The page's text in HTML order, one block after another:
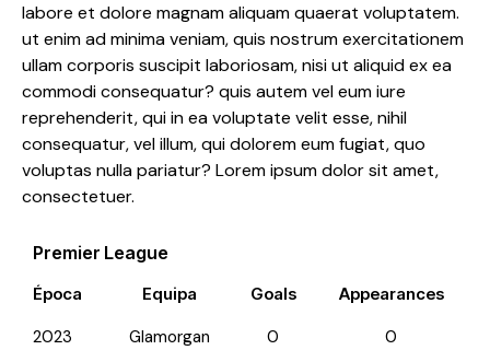
labore et dolore magnam aliquam quaerat voluptatem.
ut enim ad minima veniam, quis nostrum exercitationem
ullam corporis suscipit laboriosam, nisi ut aliquid ex ea
commodi consequatur? quis autem vel eum iure
reprehenderit, qui in ea voluptate velit esse, nihil
consequatur, vel illum, qui dolorem eum fugiat, quo
voluptas nulla pariatur? Lorem ipsum dolor sit amet,
consectetuer.
Premier League
Época Equipa Goals Appearances
2023 Glamorgan 0 0